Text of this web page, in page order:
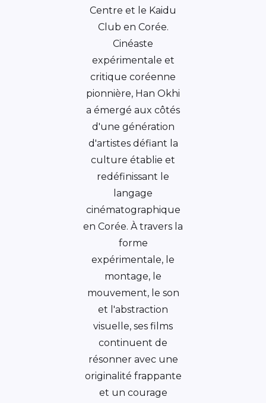
Centre et le Kaidu
Club en Corée.
Cinéaste
expérimentale et
critique coréenne
pionnière, Han Okhi
a émergé aux côtés
d'une génération
d'artistes défiant la
culture établie et
redéfinissant le
langage
cinématographique
en Corée. À travers la
forme
expérimentale, le
montage, le
mouvement, le son
et l'abstraction
visuelle, ses films
continuent de
résonner avec une
originalité frappante
et un courage